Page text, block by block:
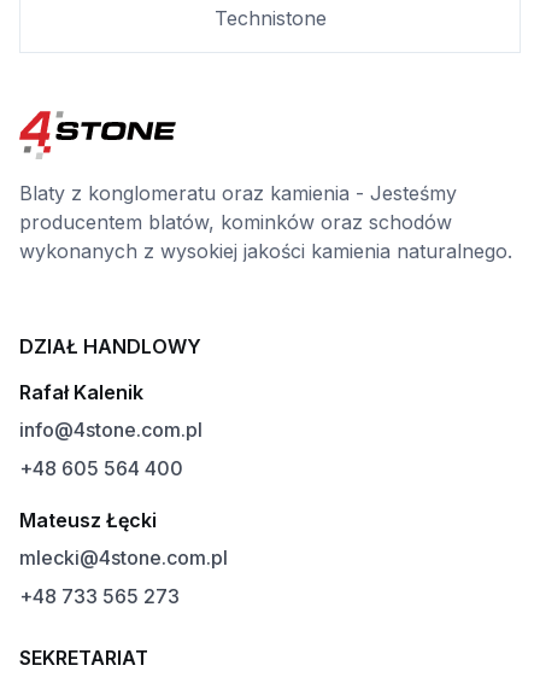
Technistone
Blaty z konglomeratu oraz kamienia - Jesteśmy
producentem blatów, kominków oraz schodów
wykonanych z wysokiej jakości kamienia naturalnego.
DZIAŁ HANDLOWY
Rafał Kalenik
info@4stone.com.pl
+48 605 564 400
Mateusz Łęcki
mlecki@4stone.com.pl
+48 733 565 273
SEKRETARIAT